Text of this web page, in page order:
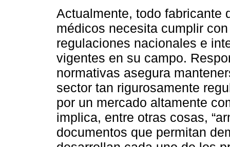
Actualmente, todo fabricante
médicos necesita cumplir
regulaciones nacionales e
vigentes en su campo.
normativas asegura
sector tan rigurosamente
por un mercado altamente
implica, entre otras cosas,
documentos que permitan